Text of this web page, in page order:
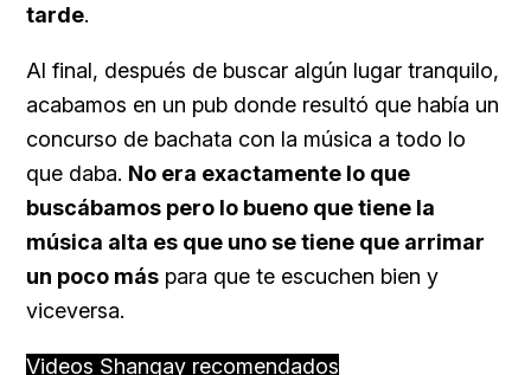
tarde.
Al final, después de buscar algún lugar tranquilo,
acabamos en un pub donde resultó que había un
concurso de bachata con la música a todo lo
que daba. No era exactamente lo que
buscábamos pero lo bueno que tiene la
música alta es que uno se tiene que arrimar
un poco más para que te escuchen bien y
viceversa.
Videos Shangay recomendados